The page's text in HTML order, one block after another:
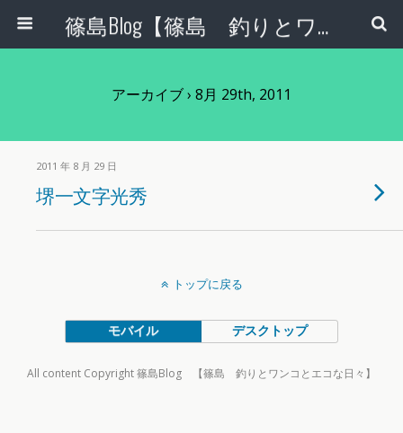
篠島Blog【篠島 釣りとワンコとエコな日々】
アーカイブ › 8月 29th, 2011
2011 年 8 月 29 日
堺一文字光秀
トップに戻る
モバイル デスクトップ
All content Copyright 篠島Blog 【篠島 釣りとワンコとエコな日々】